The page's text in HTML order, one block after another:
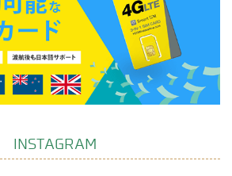
INSTAGRAM